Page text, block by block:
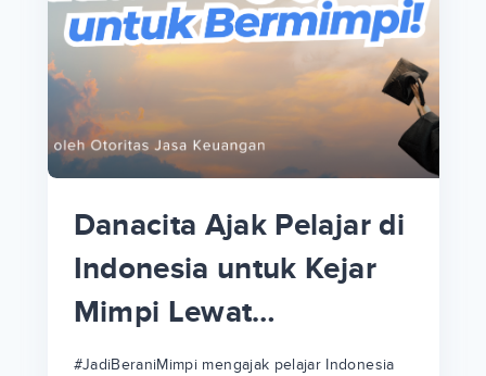
Danacita Ajak Pelajar di
Indonesia untuk Kejar
Mimpi Lewat
#JadiBeraniMimpi
#JadiBeraniMimpi mengajak pelajar Indonesia